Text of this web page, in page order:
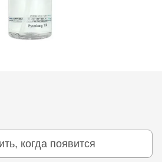
когда появится